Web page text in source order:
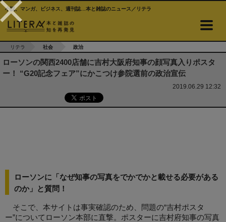
小説、マンガ、ビジネス、週刊誌…本と雑誌のニュース／リテラ
リテラ 社会 政治
ローソンの関西2400店舗に吉村大阪府知事の顔写真入りポスタ
ー！ “G20記念フェア”にかこつけ参院選前の政治宣伝
2019.06.29 12:32
ローソンに「なぜ知事の写真をでかでかと載せる必要がある
のか」と質問！
そこで、本サイトは事実確認のため、問題の“吉村ポスタ
ー”についてローソン本部に直撃。ポスターに吉村府知事の写真